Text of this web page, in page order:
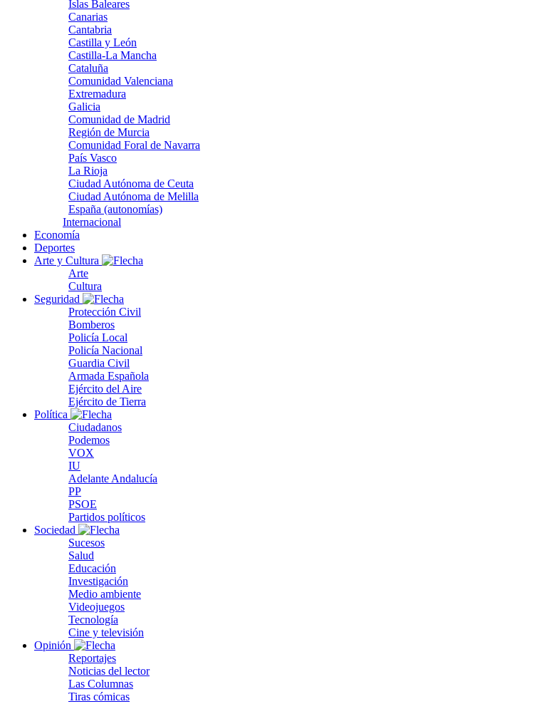
Islas Baleares
Canarias
Cantabria
Castilla y León
Castilla-La Mancha
Cataluña
Comunidad Valenciana
Extremadura
Galicia
Comunidad de Madrid
Región de Murcia
Comunidad Foral de Navarra
País Vasco
La Rioja
Ciudad Autónoma de Ceuta
Ciudad Autónoma de Melilla
España (autonomías)
Internacional
Economía
Deportes
Arte y Cultura
Arte
Cultura
Seguridad
Protección Civil
Bomberos
Policía Local
Policía Nacional
Guardia Civil
Armada Española
Ejército del Aire
Ejército de Tierra
Política
Ciudadanos
Podemos
VOX
IU
Adelante Andalucía
PP
PSOE
Partidos políticos
Sociedad
Sucesos
Salud
Educación
Investigación
Medio ambiente
Videojuegos
Tecnología
Cine y televisión
Opinión
Reportajes
Noticias del lector
Las Columnas
Tiras cómicas